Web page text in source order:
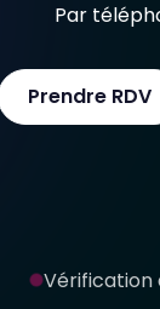
Par
Prendre RDV
Vérification